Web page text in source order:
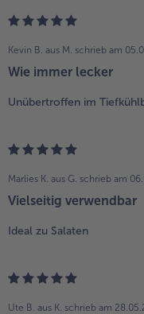
Kevin B. aus M. schrieb am
Wie immer lecker
Unübertroffen im
Marlies K. aus G. schrieb am
Vielseitig verwendbar
Ideal zu Salaten
Ute B. aus K. schrieb am